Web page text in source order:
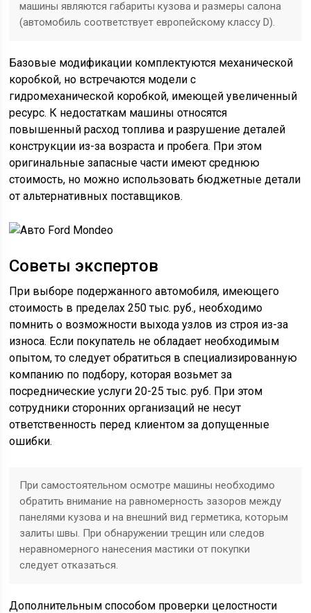
машины являются габариты кузова и размеры салона
(автомобиль соответствует европейскому классу D).
Базовые модификации комплектуются механической
коробкой, но встречаются модели с
гидромеханической коробкой, имеющей увеличенный
ресурс. К недостаткам машины относятся
повышенный расход топлива и разрушение деталей
конструкции из-за возраста и пробега. При этом
оригинальные запасные части имеют среднюю
стоимость, но можно использовать бюджетные детали
от альтернативных поставщиков.
Советы экспертов
При выборе подержанного автомобиля, имеющего
стоимость в пределах 250 тыс. руб., необходимо
помнить о возможности выхода узлов из строя из-за
износа. Если покупатель не обладает необходимым
опытом, то следует обратиться в специализированную
компанию по подбору, которая возьмет за
посреднические услуги 20-25 тыс. руб. При этом
сотрудники сторонних организаций не несут
ответственность перед клиентом за допущенные
ошибки.
При самостоятельном осмотре машины необходимо
обратить внимание на равномерность зазоров между
панелями кузова и на внешний вид герметика, которым
залиты швы. При обнаружении трещин или следов
неравномерного нанесения мастики от покупки
следует отказаться.
Дополнительным способом проверки целостности